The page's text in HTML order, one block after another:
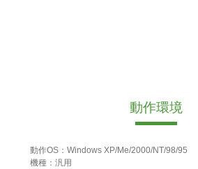
動作環境
動作OS：Windows XP/Me/2000/NT/98/95
機種：汎用